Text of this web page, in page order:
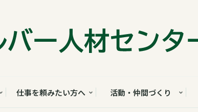
仕事を頼みたい方へ 活動・仲間づくり